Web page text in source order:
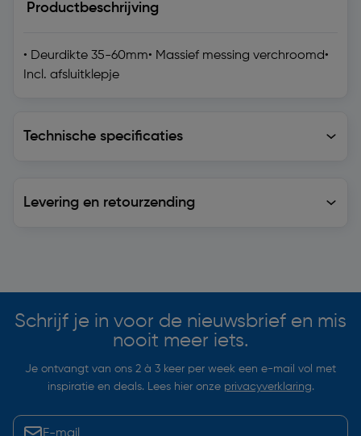
Productbeschrijving
• Deurdikte 35-60mm• Massief messing verchroomd•
Incl. afsluitklepje
Technische specificaties
Levering en retourzending
Schrijf je in voor de nieuwsbrief en mis
nooit meer iets.
Je ontvangt van ons 2 à 3 keer per week een e-mail vol met
inspiratie en deals. Lees hier onze privacyverklaring.